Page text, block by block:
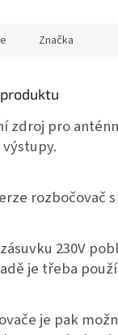
Značka
zdroj pro
rozbočovač
230V
je třeba
je pak